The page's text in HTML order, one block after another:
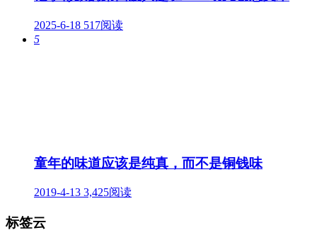
2025-6-18 517阅读
5
童年的味道应该是纯真，而不是铜钱味
2019-4-13 3,425阅读
标签云